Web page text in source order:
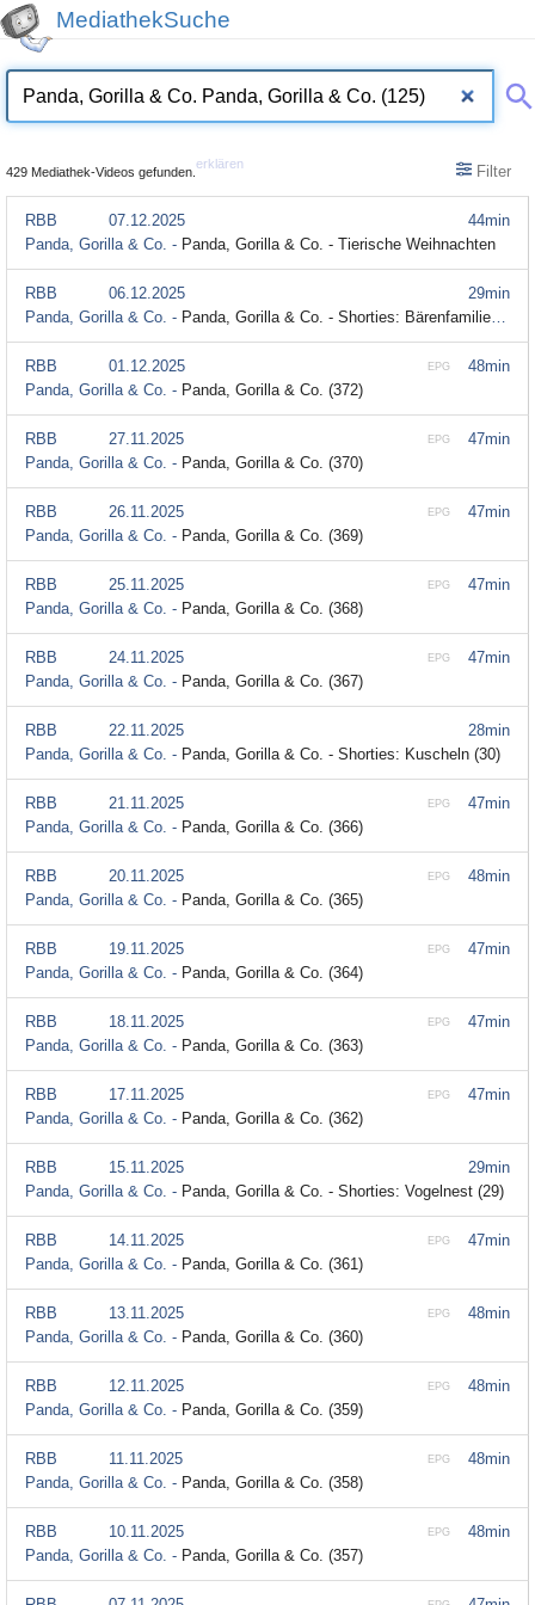
MediathekSuche
429 Mediathek-Videos gefunden.
erklären Filter
44min
RBB
07.12.2025
Panda, Gorilla & Co. - Panda, Gorilla & Co. - Tierische Weihnachten
29min
RBB
06.12.2025
Panda, Gorilla & Co. - Panda, Gorilla & Co. - Shorties: Bärenfamilie (31)
48min
EPG
RBB
01.12.2025
Panda, Gorilla & Co. - Panda, Gorilla & Co. (372)
47min
EPG
RBB
27.11.2025
Panda, Gorilla & Co. - Panda, Gorilla & Co. (370)
47min
EPG
RBB
26.11.2025
Panda, Gorilla & Co. - Panda, Gorilla & Co. (369)
47min
EPG
RBB
25.11.2025
Panda, Gorilla & Co. - Panda, Gorilla & Co. (368)
47min
EPG
RBB
24.11.2025
Panda, Gorilla & Co. - Panda, Gorilla & Co. (367)
28min
RBB
22.11.2025
Panda, Gorilla & Co. - Panda, Gorilla & Co. - Shorties: Kuscheln (30)
47min
EPG
RBB
21.11.2025
Panda, Gorilla & Co. - Panda, Gorilla & Co. (366)
48min
EPG
RBB
20.11.2025
Panda, Gorilla & Co. - Panda, Gorilla & Co. (365)
47min
EPG
RBB
19.11.2025
Panda, Gorilla & Co. - Panda, Gorilla & Co. (364)
47min
EPG
RBB
18.11.2025
Panda, Gorilla & Co. - Panda, Gorilla & Co. (363)
47min
EPG
RBB
17.11.2025
Panda, Gorilla & Co. - Panda, Gorilla & Co. (362)
29min
RBB
15.11.2025
Panda, Gorilla & Co. - Panda, Gorilla & Co. - Shorties: Vogelnest (29)
47min
EPG
RBB
14.11.2025
Panda, Gorilla & Co. - Panda, Gorilla & Co. (361)
48min
EPG
RBB
13.11.2025
Panda, Gorilla & Co. - Panda, Gorilla & Co. (360)
48min
EPG
RBB
12.11.2025
Panda, Gorilla & Co. - Panda, Gorilla & Co. (359)
48min
EPG
RBB
11.11.2025
Panda, Gorilla & Co. - Panda, Gorilla & Co. (358)
48min
EPG
RBB
10.11.2025
Panda, Gorilla & Co. - Panda, Gorilla & Co. (357)